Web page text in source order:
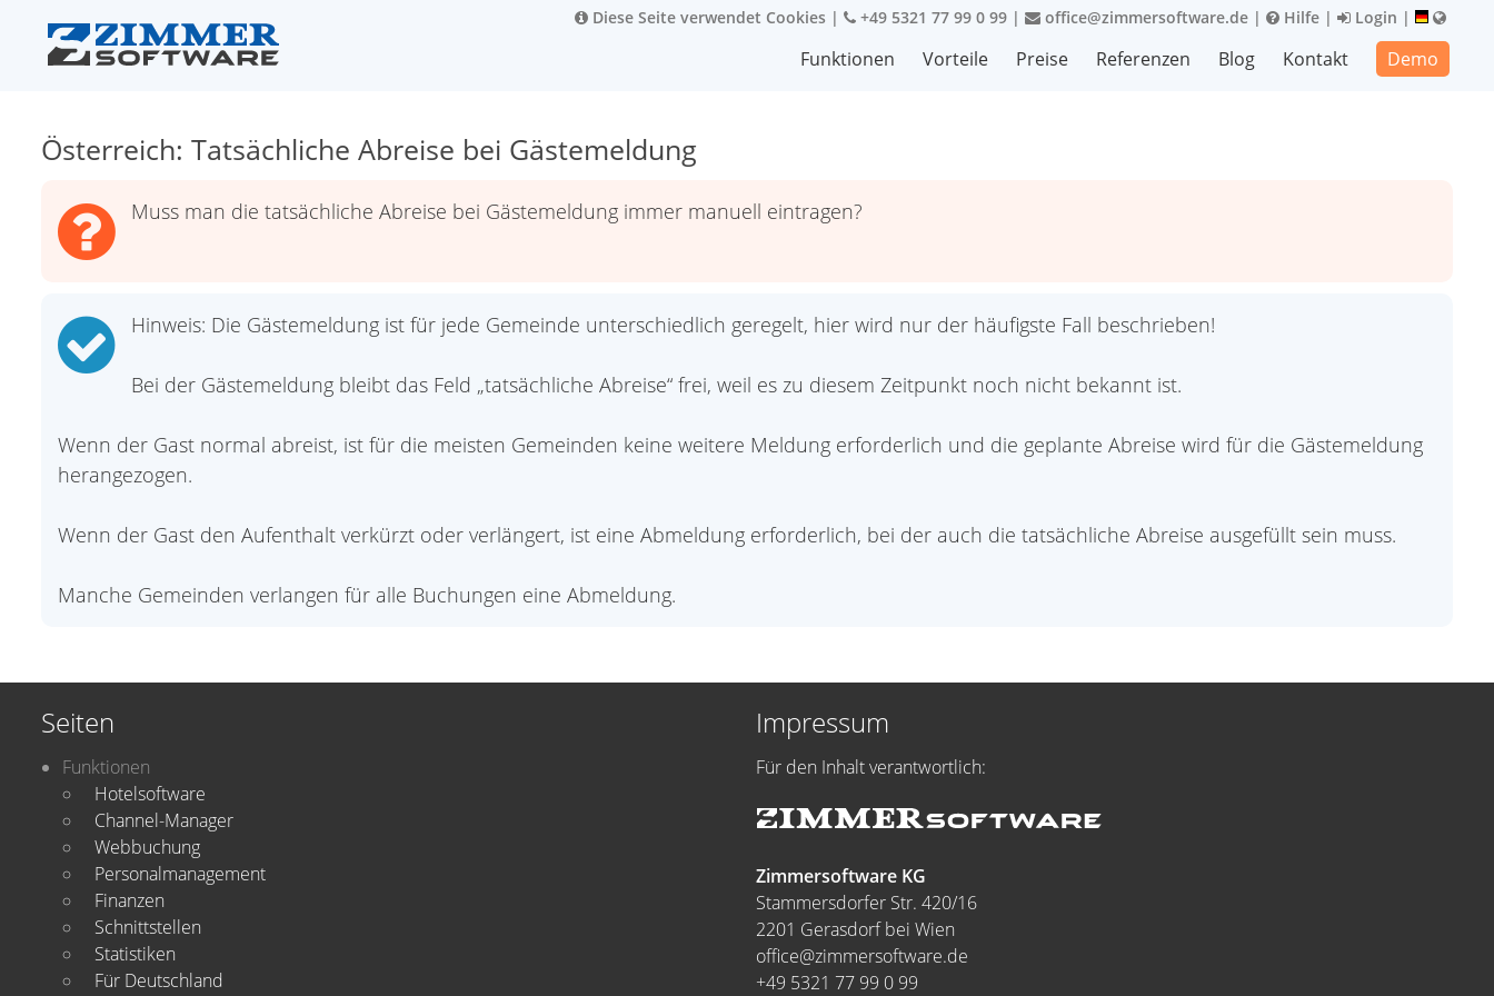
Diese Seite verwendet Cookies | +49 5321 77 99 0 99 | office@zimmersoftware.de | Hilfe | Login |
Funktionen Vorteile Preise Referenzen Blog Kontakt Demo
Österreich: Tatsächliche Abreise bei Gästemeldung
Muss man die tatsächliche Abreise bei Gästemeldung immer manuell eintragen?
Hinweis: Die Gästemeldung ist für jede Gemeinde unterschiedlich geregelt, hier wird nur der häufigste Fall beschrieben!
Bei der Gästemeldung bleibt das Feld „tatsächliche Abreise“ frei, weil es zu diesem Zeitpunkt noch nicht bekannt ist.
Wenn der Gast normal abreist, ist für die meisten Gemeinden keine weitere Meldung erforderlich und die geplante Abreise wird für die Gästemeldung
herangezogen.
Wenn der Gast den Aufenthalt verkürzt oder verlängert, ist eine Abmeldung erforderlich, bei der auch die tatsächliche Abreise ausgefüllt sein muss.
Manche Gemeinden verlangen für alle Buchungen eine Abmeldung.
Seiten
Funktionen
Hotelsoftware
Channel-Manager
Webbuchung
Personalmanagement
Finanzen
Schnittstellen
Statistiken
Für Deutschland
Impressum
Für den Inhalt verantwortlich:
Zimmersoftware KG
Stammersdorfer Str. 420/16
2201 Gerasdorf bei Wien
office@zimmersoftware.de
+49 5321 77 99 0 99